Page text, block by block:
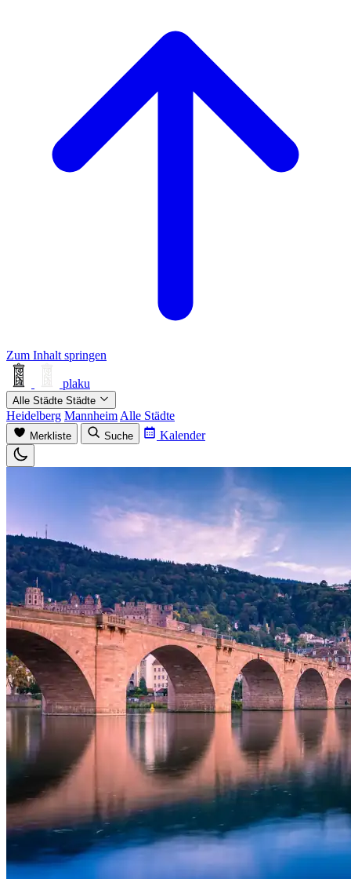
Zum Inhalt springen
plaku
Alle Städte Städte
Heidelberg Mannheim Alle Städte
Merkliste Suche Kalender